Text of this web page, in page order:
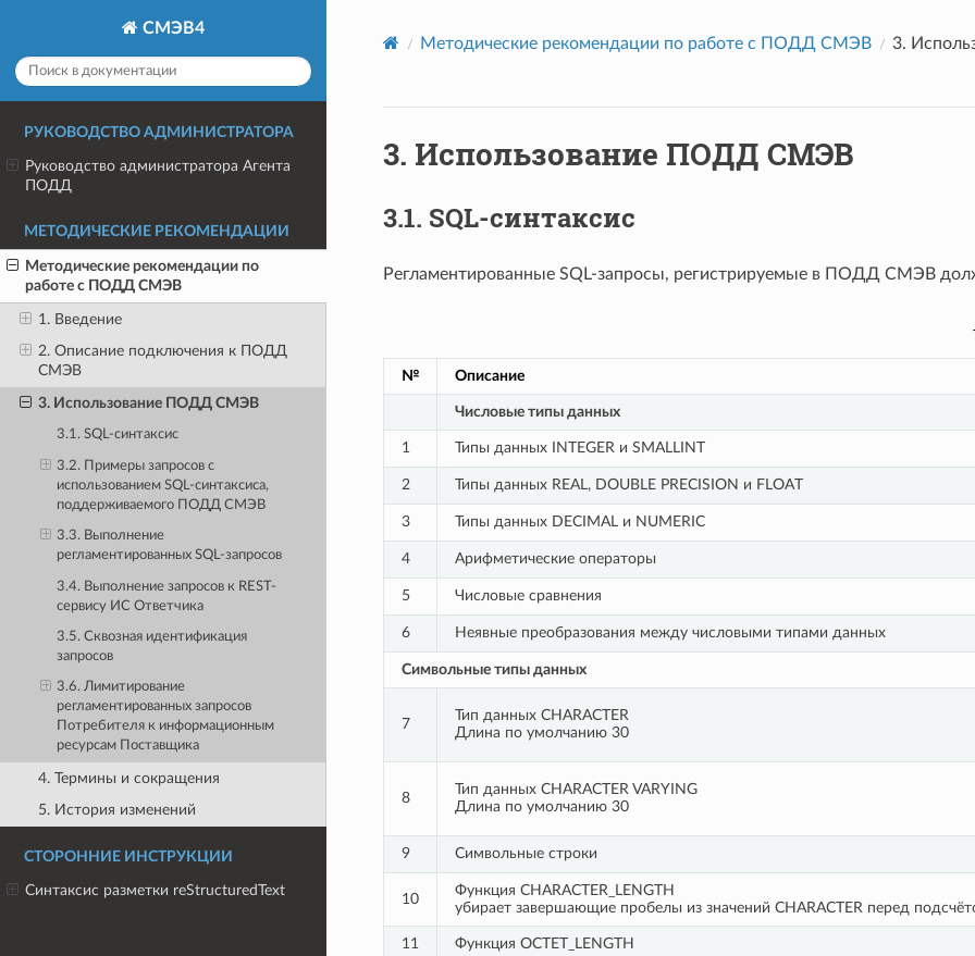
СМЭВ4
РУКОВОДСТВО АДМИНИСТРАТОРА
Руководство администратора Агента
ПОДД
МЕТОДИЧЕСКИЕ РЕКОМЕНДАЦИИ
Методические рекомендации по
работе с ПОДД СМЭВ
1. Введение
2. Описание подключения к ПОДД
СМЭВ
3. Использование ПОДД СМЭВ
3.1. SQL-синтаксис
3.2. Примеры запросов с
использованием SQL-синтаксиса,
поддерживаемого ПОДД СМЭВ
3.3. Выполнение
регламентированных SQL-запросов
3.4. Выполнение запросов к REST-
сервису ИС Ответчика
3.5. Сквозная идентификация
запросов
3.6. Лимитирование
регламентированных запросов
Потребителя к информационным
ресурсам Поставщика
4. Термины и сокращения
5. История изменений
СТОРОННИЕ ИНСТРУКЦИИ
Синтаксис разметки reStructuredText
Методические рекомендации по работе с ПОДД СМЭВ 3.
3. Использование ПОДД СМЭВ
3.1. SQL-синтаксис
Регламентированные SQL-запросы, регистрируемые в ПОДД СМЭВ
№ Описание
Числовые типы данных
1 Типы данных INTEGER и SMALLINT
2 Типы данных REAL, DOUBLE PRECISION и FLOAT
3 Типы данных DECIMAL и NUMERIC
4 Арифметические операторы
5 Числовые сравнения
6 Неявные преобразования между числовыми типами данных
Символьные типы данных
7
Тип данных CHARACTER
Длина по умолчанию 30
8
Тип данных CHARACTER VARYING
Длина по умолчанию 30
9 Символьные строки
10
Функция CHARACTER_LENGTH
убирает завершающие пробелы из значений CHARACTER перед
11 Функция OCTET_LENGTH